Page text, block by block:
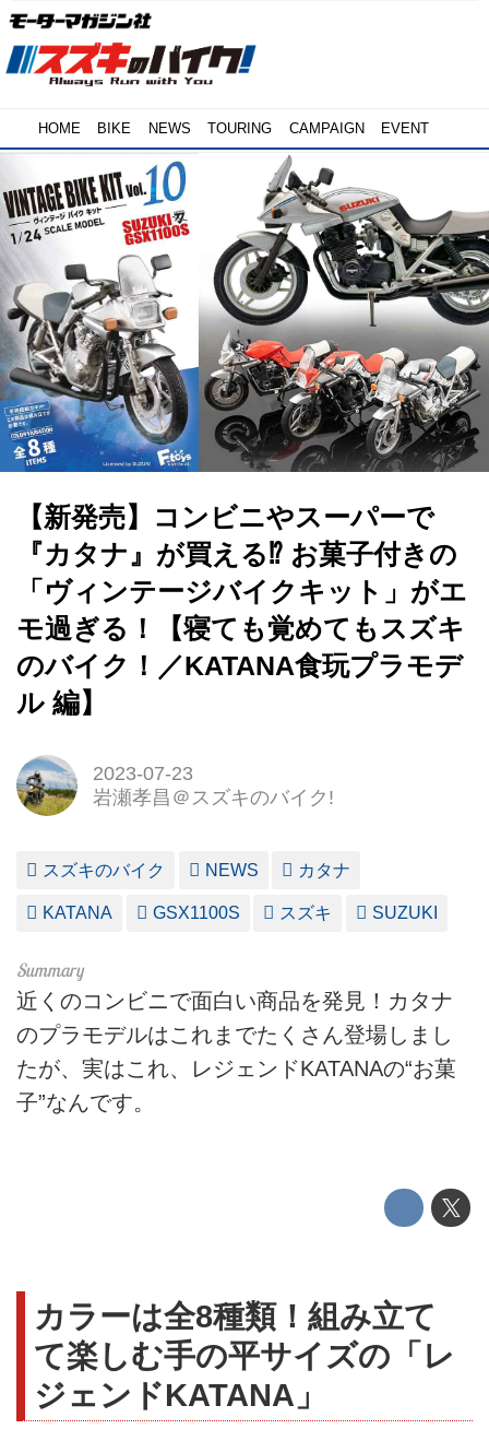
HOME BIKE NEWS TOURING CAMPAIGN EVENT
【新発売】コンビニやスーパーで
『カタナ』が買える⁉︎ お菓子付きの
「ヴィンテージバイクキット」がエ
モ過ぎる！【寝ても覚めてもスズキ
のバイク！／KATANA食玩プラモデ
ル 編】
2023-07-23
岩瀬孝昌＠スズキのバイク!
スズキのバイク NEWS カタナ
KATANA GSX1100S スズキ SUZUKI
近くのコンビニで面白い商品を発見！カタナ
のプラモデルはこれまでたくさん登場しまし
たが、実はこれ、レジェンドKATANAの“お菓
子”なんです。
カラーは全8種類！組み立て
て楽しむ手の平サイズの「レ
ジェンドKATANA」